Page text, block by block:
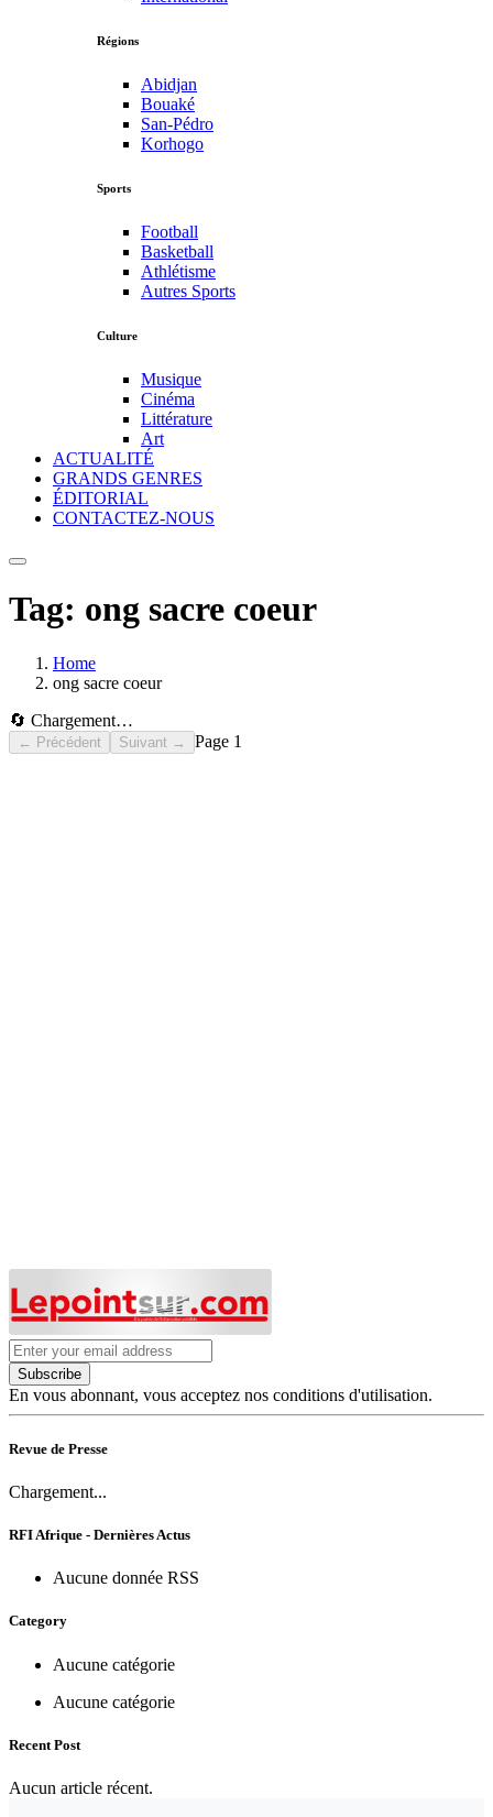
Régions
Abidjan
Bouaké
San-Pédro
Korhogo
Sports
Football
Basketball
Athlétisme
Autres Sports
Culture
Musique
Cinéma
Littérature
Art
ACTUALITÉ
GRANDS GENRES
ÉDITORIAL
CONTACTEZ-NOUS
Tag: ong sacre coeur
Home
ong sacre coeur
🔄 Chargement…
← Précédent Suivant → Page 1
Subscribe
En vous abonnant, vous acceptez nos conditions d'utilisation.
Revue de Presse
Chargement...
RFI Afrique - Dernières Actus
Aucune donnée RSS
Category
Aucune catégorie
Aucune catégorie
Recent Post
Aucun article récent.